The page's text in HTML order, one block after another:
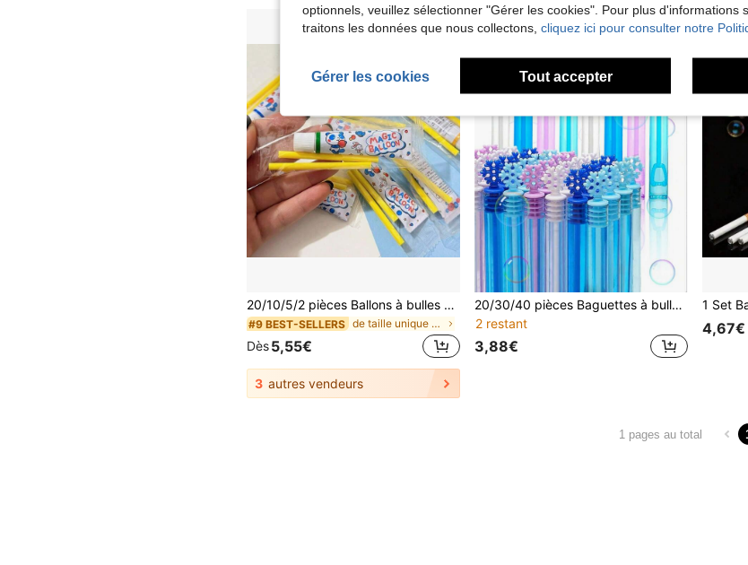
20/10/5/2 pièces Ballons à bulles en plastique Panda classique 4 couleurs, ballons à bulles colorés pour fête, à gonfler avec une paille, (couleur aléatoire)
#9 BEST-SELLERS de taille unique Sports et jeux de plein air pour
Dès5,55€
3 autres vendeurs
20/30/40 pièces Baguettes à bulles flocons de neige de Noël, sans eau nécessaire, convient pour les cadeaux d'anniversaire, les activités scolaires, les récompenses en classe, les cadeaux pour l'extérieur, idéaux comme cadeaux de Noël
2 restant
3,88€
4,67€
1 pages au total
optionnels, veuillez sélectionner "Gérer les cookies". Pour plus d'informations
traitons les données que nous collectons, cliquez ici pour consulter notre
Gérer les cookies Tout accepter